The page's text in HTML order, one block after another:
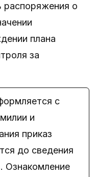
распоряжения о
плана
за
с
и
приказ
до сведения
Ознакомление